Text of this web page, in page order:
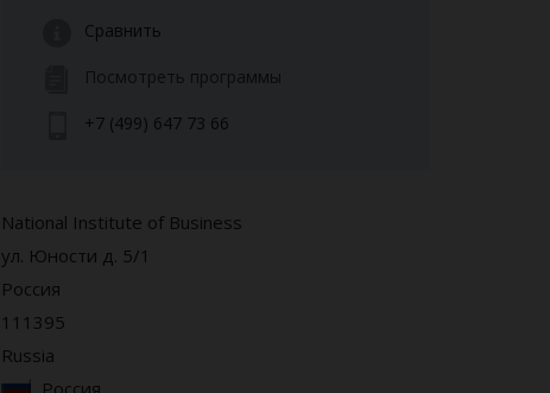
Сравнить
Посмотреть программы
+7 (499) 647 73 66
National Institute of Business
ул. Юности д. 5/1
Россия
111395
Russia